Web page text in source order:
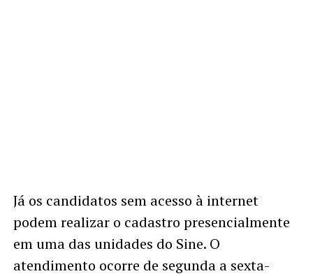
Já os candidatos sem acesso à internet
podem realizar o cadastro presencialmente
em uma das unidades do Sine. O
atendimento ocorre de segunda a sexta-